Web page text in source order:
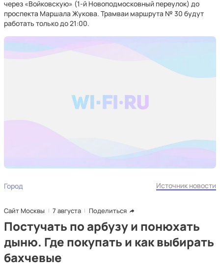
через «Войковскую» (1-й Новоподмосковный переулок) до
проспекта Маршала Жукова. Трамваи маршрута № 30 будут
работать только до 21:00.
Город Источник новости
Сайт Москвы 7 августа Поделиться
Постучать по арбузу и понюхать
дыню. Где покупать и как выбирать
бахчевые